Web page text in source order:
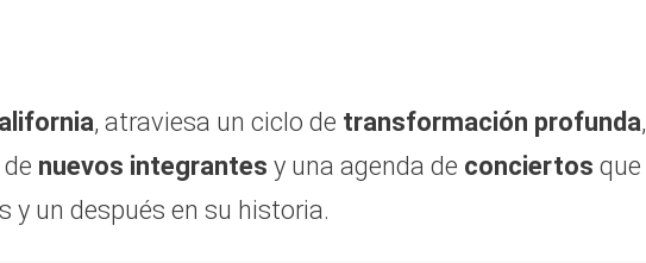
, atraviesa un ciclo de transformación profunda,
nuevos integrantes y una agenda de conciertos que
un después en su historia.